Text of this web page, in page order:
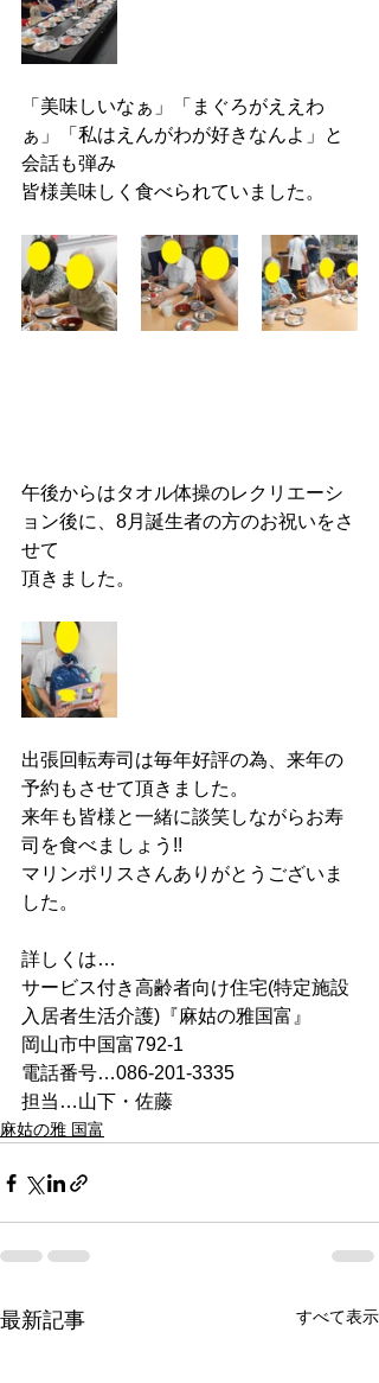
「美味しいなぁ」「まぐろがええわ
ぁ」「私はえんがわが好きなんよ」と
会話も弾み
皆様美味しく食べられていました。
午後からはタオル体操のレクリエーシ
ョン後に、8月誕生者の方のお祝いをさ
せて
頂きました。
出張回転寿司は毎年好評の為、来年の
予約もさせて頂きました。
来年も皆様と一緒に談笑しながらお寿
司を食べましょう!!
マリンポリスさんありがとうございま
した。
詳しくは…
サービス付き高齢者向け住宅(特定施設
入居者生活介護)『麻姑の雅国富』
岡山市中国富792-1
電話番号…086-201-3335
担当…山下・佐藤
麻姑の雅 国富
最新記事 すべて表示